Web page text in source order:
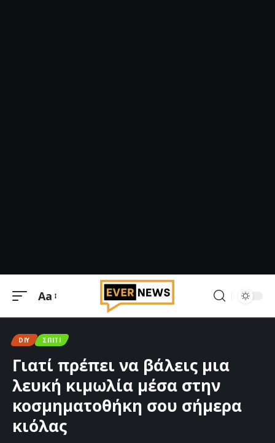
Μεγέθυνση
Aa
DIY ΣΠΊΤΙ
Γιατί πρέπει να βάλεις μια
λευκή κιμωλία μέσα στην
κοσμηματοθήκη σου σήμερα
κιόλας